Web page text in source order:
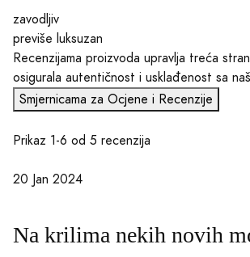
zavodljiv
previše luksuzan
Recenzijama proizvoda upravlja treća
osigurala autentičnost i usklađenost sa
Smjernicama za Ocjene i Recenzije
Prikaz 1-6 od 5 recenzija
20 Jan 2024
Na krilima nekih novih